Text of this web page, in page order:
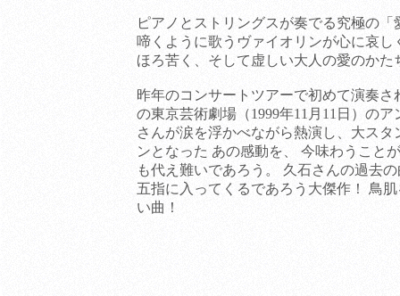
ピアノとストリングスが奏でる究極の「
啼くように歌うヴァイオリンが心に哀し
ほろ苦く、そして虚しい大人の愛のかた
昨年のコンサートツアーで初めて演奏
の東京芸術劇場（1999年11月11日）の
さんが涙を浮かべながら熱演し、大ス
ンとなった あの感動を、 今味わうこと
も代え難いであろう。 久石さんの過去
五指に入ってくるであろう大傑作！ 鳥
い曲！